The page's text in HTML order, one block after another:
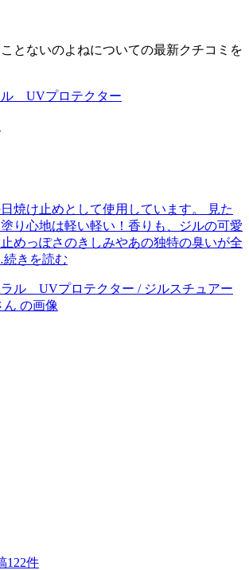
とないのよねについての最新クチコミを
ル UVプロテクター
焼け止めとして使用しています。 見た
り心地は軽い軽い！香りも、ジルの可愛
めっぽさのきしみやあの独特の臭いが全
続きを読む
122件